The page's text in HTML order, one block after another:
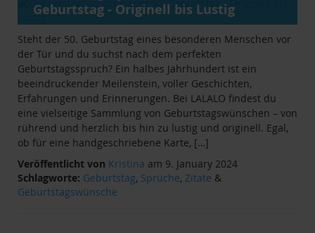
Geburtstag - Originell bis Lustig
Steht der 50. Geburtstag eines besonderen Menschen vor
der Tür und du suchst nach dem perfekten
Geburtstagsspruch? Ein halbes Jahrhundert ist ein
beeindruckender Meilenstein, voller Geschichten,
Erfahrungen und Erinnerungen. Bei LALALO findest du
eine vielseitige Sammlung von Geburtstagswünschen – von
rührend und herzlich bis hin zu lustig und originell. Egal,
ob für eine handgeschriebene Karte, […]
Veröffentlicht von Kristina am 9. January 2024
Schlagworte: Geburtstag, Sprüche, Zitate &
Geburtstagswünsche